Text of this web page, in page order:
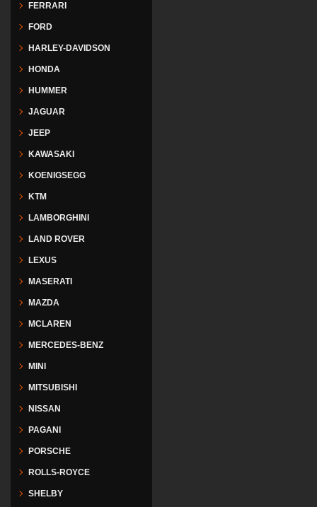
FERRARI
FORD
HARLEY-DAVIDSON
HONDA
HUMMER
JAGUAR
JEEP
KAWASAKI
KOENIGSEGG
KTM
LAMBORGHINI
LAND ROVER
LEXUS
MASERATI
MAZDA
MCLAREN
MERCEDES-BENZ
MINI
MITSUBISHI
NISSAN
PAGANI
PORSCHE
ROLLS-ROYCE
SHELBY